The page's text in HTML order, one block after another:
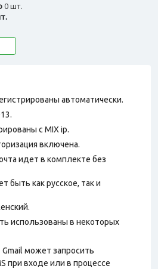
0 шт.
автоматически.
с MIX ip.
включена.
идет в комплекте без
быть как русское, так и
использованы в некоторых
может запросить
при входе или в процессе